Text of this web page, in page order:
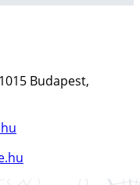
Budapest,